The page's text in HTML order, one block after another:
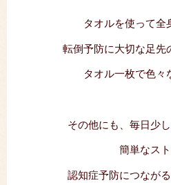
タオルを使って全
転倒予防に大切な足先
タオル一枚で色々
その他にも、毎日少
簡単なス
認知症予防につなが